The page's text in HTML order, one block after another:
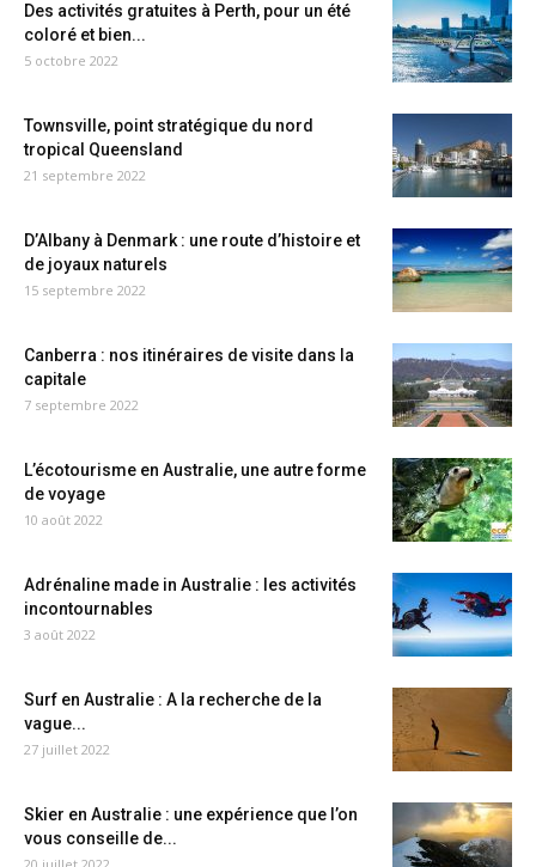
Des activités gratuites à Perth, pour un été
coloré et bien...
5 octobre 2022
Townsville, point stratégique du nord
tropical Queensland
21 septembre 2022
D’Albany à Denmark : une route d’histoire et
de joyaux naturels
15 septembre 2022
Canberra : nos itinéraires de visite dans la
capitale
7 septembre 2022
L’écotourisme en Australie, une autre forme
de voyage
10 août 2022
Adrénaline made in Australie : les activités
incontournables
3 août 2022
Surf en Australie : A la recherche de la
vague...
27 juillet 2022
Skier en Australie : une expérience que l’on
vous conseille de...